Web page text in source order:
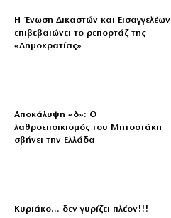
Η Ένωση Δικαστών και Εισαγγελέων
επιβεβαιώνει το ρεπορτάζ της
«Δημοκρατίας»
Αποκάλυψη «δ»: Ο
λαθροεποικισμός του Μητσοτάκη
σβήνει την Ελλάδα
Κυριάκο… δεν γυρίζει πλέον!!!